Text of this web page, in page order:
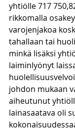
yhtiölle 717
rikkomalla
varojenjakoa
tahallaan tai
minkä lisäksi
laiminlyönyt
johdon mukaan
aiheutunut
lainasaatava oli